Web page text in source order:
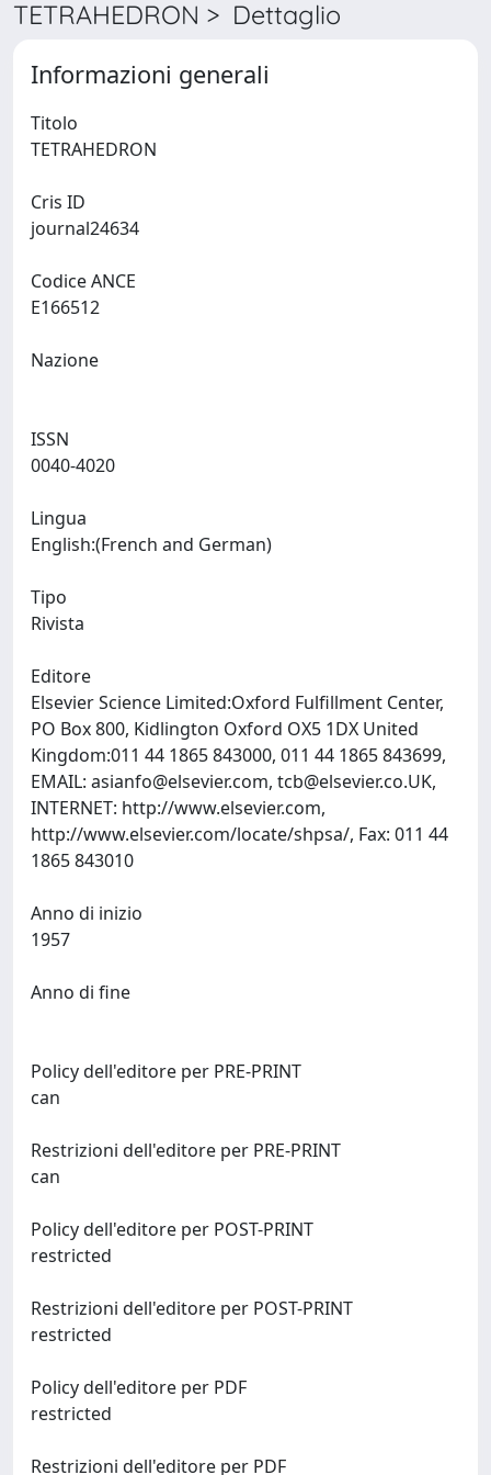
TETRAHEDRON > Dettaglio
Informazioni generali
Titolo
Cris ID
Codice ANCE
Nazione
ISSN
Lingua
Tipo
Rivista
Editore
Elsevier Science Limited:Oxford Fulfillment Center,
PO Box 800, Kidlington Oxford OX5 1DX United
Kingdom:011 44 1865 843000, 011 44 1865 843699,
EMAIL: asianfo@elsevier.com, tcb@elsevier.co.UK,
INTERNET: http://www.elsevier.com,
http://www.elsevier.com/locate/shpsa/, Fax: 011 44
Anno di inizio
Anno di fine
Policy dell'editore per PRE-PRINT
Restrizioni dell'editore per PRE-PRINT
Policy dell'editore per POST-PRINT
Restrizioni dell'editore per POST-PRINT
Policy dell'editore per PDF
Restrizioni dell'editore per PDF